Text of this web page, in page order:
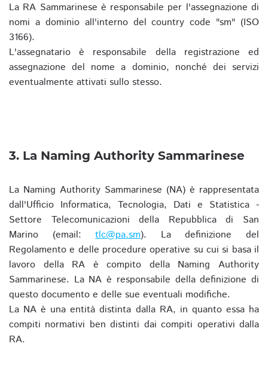
La RA Sammarinese è responsabile per l'assegnazione di
nomi a dominio all'interno del country code "sm" (ISO
3166).
L'assegnatario è responsabile della registrazione ed
assegnazione del nome a dominio, nonché dei servizi
eventualmente attivati sullo stesso.
3. La Naming Authority Sammarinese
La Naming Authority Sammarinese (NA) è rappresentata
dall'Ufficio Informatica, Tecnologia, Dati e Statistica -
Settore Telecomunicazioni della Repubblica di San
Marino (email:tlc@pa.sm). La definizione del
Regolamento e delle procedure operative su cui si basa il
lavoro della RA è compito della Naming Authority
Sammarinese. La NA è responsabile della definizione di
questo documento e delle sue eventuali modifiche.
La NA è una entità distinta dalla RA, in quanto essa ha
compiti normativi ben distinti dai compiti operativi dalla
RA.